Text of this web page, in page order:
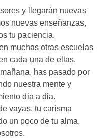
y llegarán nuevas
nuevas enseñanzas,
tu paciencia.
muchas otras escuelas
cada una de ellas.
has pasado por
nuestra mente y
dia a dia.
vayas, tu carisma
un poco de tu alma,